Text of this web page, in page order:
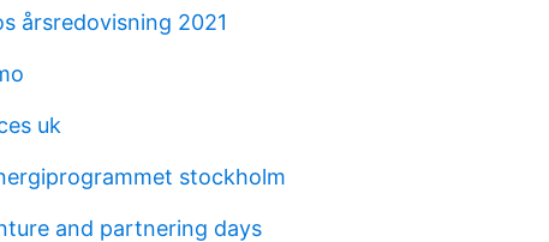
årsredovisning 2021
uk
stockholm
and partnering days